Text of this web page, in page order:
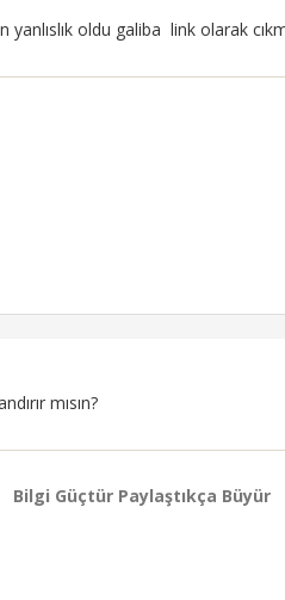
yanlıslık oldu galiba link olarak
mısın?
Bilgi Güçtür Paylaştıkça Büyür